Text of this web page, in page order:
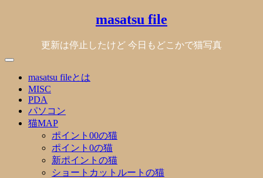
masatsu file
更新は停止したけど 今日もどこかで猫写真
masatsu fileとは
MISC
PDA
パソコン
猫MAP
ポイント00の猫
ポイント0の猫
新ポイントの猫
ショートカットルートの猫